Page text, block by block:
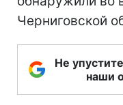
Черниговской
Не
наши